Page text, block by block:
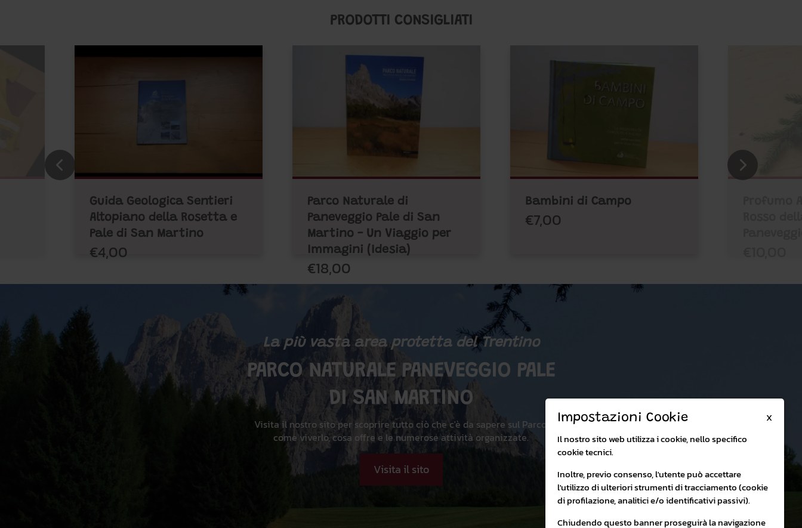
PRODOTTI CONSIGLIATI
Guida Geologica Sentieri
Altopiano della Rosetta e
Pale di San Martino
€4,00
Parco Naturale di
Paneveggio Pale di San
Martino - Un Viaggio per
Immagini (Idesia)
€18,00
Bambini di Campo
€7,00
La più vasta area protetta del Trentino
PARCO NATURALE PANEVEGGIO PALE
DI SAN MARTINO
Visita il nostro sito per scoprire tutto ciò che c'è da sapere sul Parco:
come viverlo, cosa offre e le numerose attività organizzate.
Visita il sito
X
Impostazioni Cookie
Il nostro sito web utilizza i cookie, nello specifico
cookie tecnici.
Inoltre, previo consenso, l'utente può accettare
l'utilizzo di ulteriori strumenti di tracciamento (cookie
di profilazione, analitici e/o identificativi passivi).
Chiudendo questo banner proseguirà la navigazione